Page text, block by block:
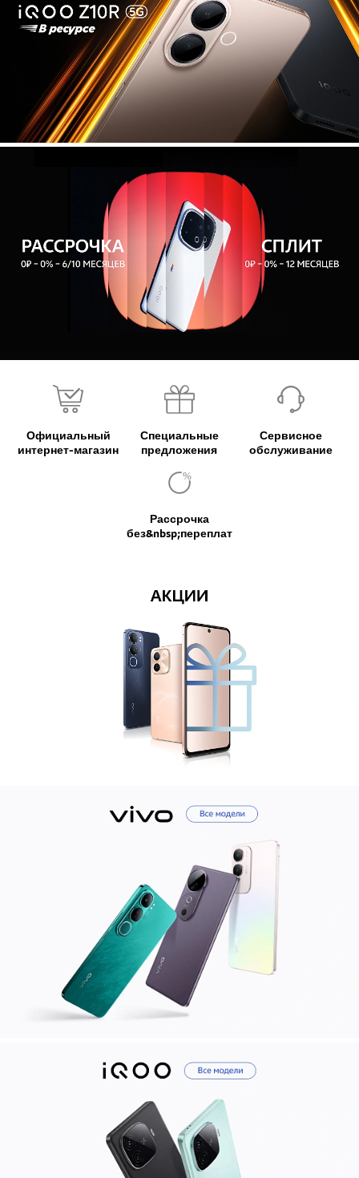
Официальный
интернет-магазин
Специальные
предложения
Сервисное
обслуживание
%
Рассрочка
без&nbsp;переплат